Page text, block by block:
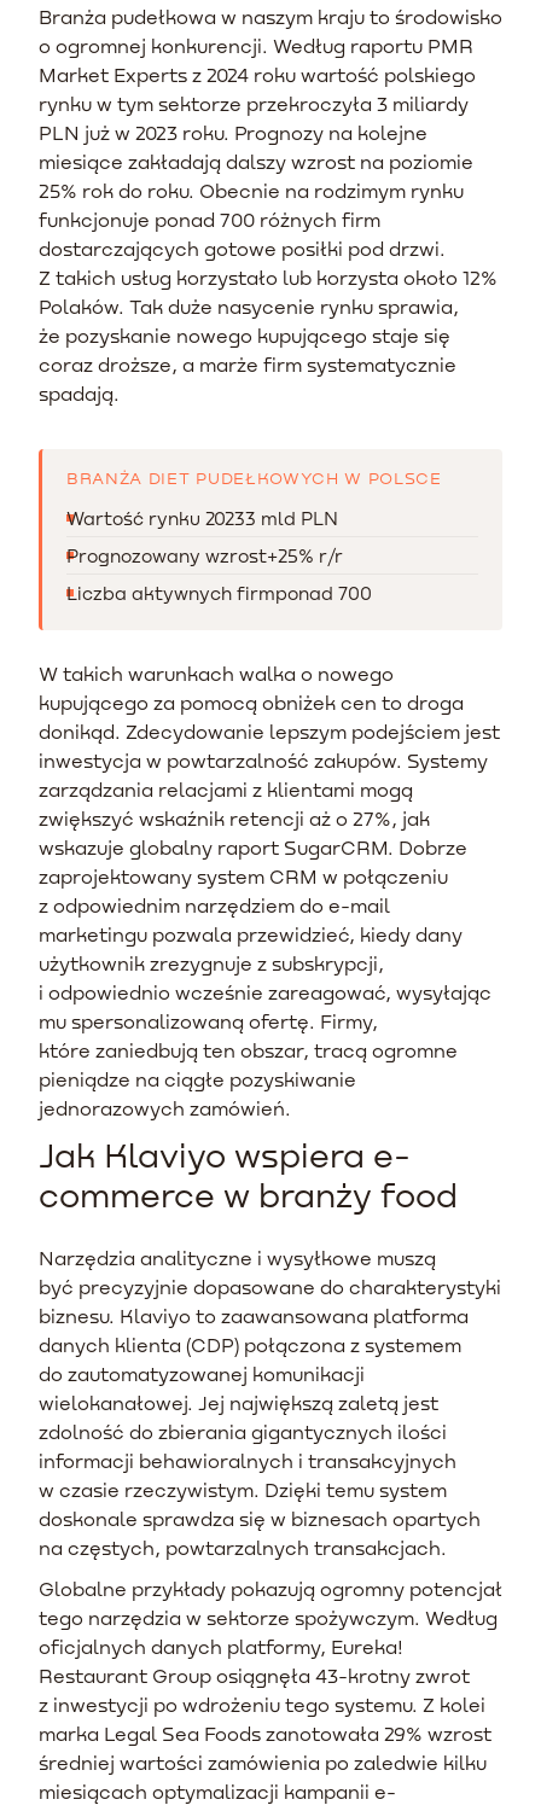
Branża pudełkowa w naszym kraju to środowisko
o ogromnej konkurencji. Według raportu PMR
Market Experts z 2024 roku wartość polskiego
rynku w tym sektorze przekroczyła 3 miliardy
PLN już w 2023 roku. Prognozy na kolejne
miesiące zakładają dalszy wzrost na poziomie
25% rok do roku. Obecnie na rodzimym rynku
funkcjonuje ponad 700 różnych firm
dostarczających gotowe posiłki pod drzwi.
Z takich usług korzystało lub korzysta około 12%
Polaków. Tak duże nasycenie rynku sprawia,
że pozyskanie nowego kupującego staje się
coraz droższe, a marże firm systematycznie
spadają.
BRANŻA DIET PUDEŁKOWYCH W POLSCE
Wartość rynku 20233 mld PLN
Prognozowany wzrost+25% r/r
Liczba aktywnych firmponad 700
W takich warunkach walka o nowego
kupującego za pomocą obniżek cen to droga
donikąd. Zdecydowanie lepszym podejściem jest
inwestycja w powtarzalność zakupów. Systemy
zarządzania relacjami z klientami mogą
zwiększyć wskaźnik retencji aż o 27%, jak
wskazuje globalny raport SugarCRM. Dobrze
zaprojektowany system CRM w połączeniu
z odpowiednim narzędziem do e-mail
marketingu pozwala przewidzieć, kiedy dany
użytkownik zrezygnuje z subskrypcji,
i odpowiednio wcześnie zareagować, wysyłając
mu spersonalizowaną ofertę. Firmy,
które zaniedbują ten obszar, tracą ogromne
pieniądze na ciągłe pozyskiwanie
jednorazowych zamówień.
Jak Klaviyo wspiera e-
commerce w branży food
Narzędzia analityczne i wysyłkowe muszą
być precyzyjnie dopasowane do charakterystyki
biznesu. Klaviyo to zaawansowana platforma
danych klienta (CDP) połączona z systemem
do zautomatyzowanej komunikacji
wielokanałowej. Jej największą zaletą jest
zdolność do zbierania gigantycznych ilości
informacji behawioralnych i transakcyjnych
w czasie rzeczywistym. Dzięki temu system
doskonale sprawdza się w biznesach opartych
na częstych, powtarzalnych transakcjach.
Globalne przykłady pokazują ogromny potencjał
tego narzędzia w sektorze spożywczym. Według
oficjalnych danych platformy, Eureka!
Restaurant Group osiągnęła 43-krotny zwrot
z inwestycji po wdrożeniu tego systemu. Z kolei
marka Legal Sea Foods zanotowała 29% wzrost
średniej wartości zamówienia po zaledwie kilku
miesiącach optymalizacji kampanii e-